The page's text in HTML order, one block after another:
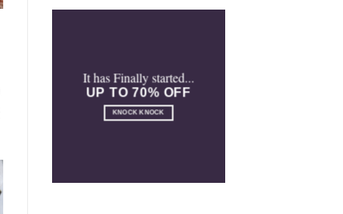
It has Finally started...
UP TO 70% OFF
KNOCK KNOCK